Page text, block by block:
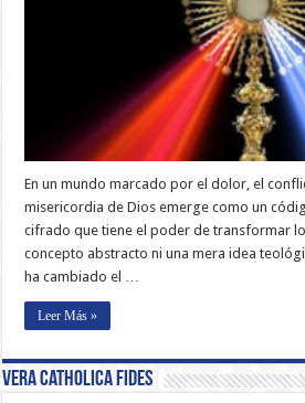
En un mundo marcado por el dolor, el
misericordia de Dios emerge como un
cifrado que tiene el poder de transformar
concepto abstracto ni una mera idea
ha cambiado el …
Leer Más »
Vera Catholica Fides